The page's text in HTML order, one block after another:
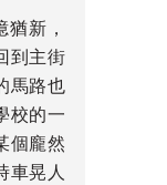
新，
到主街
馬路也
校的一
個龐然
車晃人